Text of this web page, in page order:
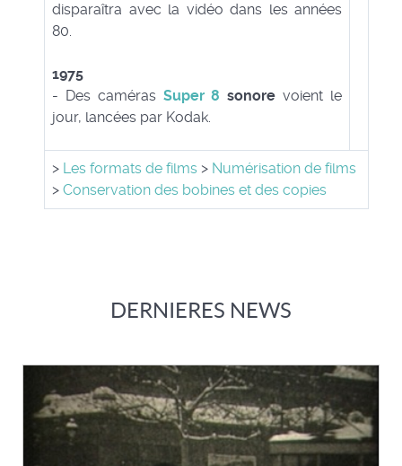
disparaîtra avec la vidéo dans les années
80.
1975
- Des caméras Super 8 sonore voient le
jour, lancées par Kodak.
> Les formats de films > Numérisation de films
> Conservation des bobines et des copies
DERNIERES NEWS